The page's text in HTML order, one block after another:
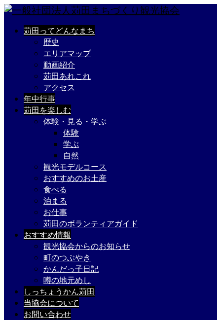
苅田ってどんなまち
歴史
エリアマップ
動画紹介
苅田あれこれ
アクセス
年中行事
苅田を楽しむ
体験・見る・学ぶ
体験
学ぶ
自然
観光モデルコース
おすすめのお土産
食べる
泊まる
お仕事
苅田のボランティアガイド
おすすめ情報
観光協会からのお知らせ
町のつぶやき
かんだっ子日記
噂の地元めし
しっちょうかん苅田
当協会について
お問い合わせ